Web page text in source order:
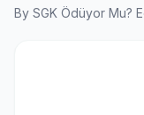
By SGK Ödüyor Mu?